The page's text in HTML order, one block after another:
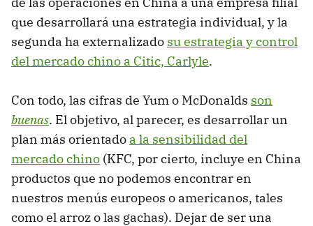
que desarrollará una estrategia individual, y la
segunda ha externalizado su estrategia y control
del mercado chino a Citic, Carlyle.
Con todo, las cifras de Yum o McDonalds son
buenas. El objetivo, al parecer, es desarrollar un
plan más orientado a la sensibilidad del
mercado chino (KFC, por cierto, incluye en China
productos que no podemos encontrar en
nuestros menús europeos o americanos, tales
como el arroz o las gachas). Dejar de ser una